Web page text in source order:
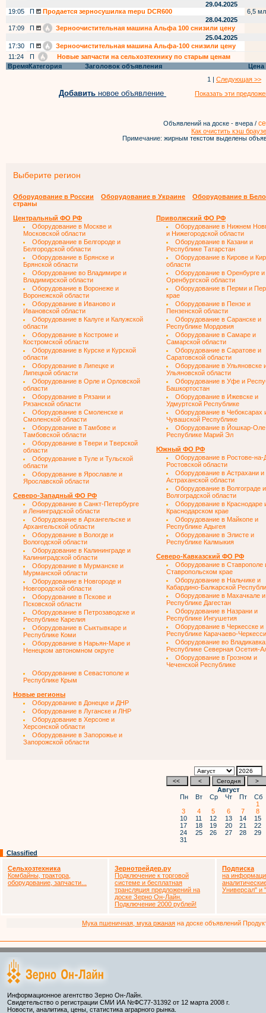
29.04.2025
19:05
П Продается зерносушилка mepu DCR600
6,5
28.04.2025
17:09
П
Зерноочистительная машина Альфа 100 снизили цену
25.04.2025
17:30
П
Зерноочистительная машина Альфа-100 снизили цену
11:24
П
Новые запчасти на сельхозтехнику по старым ценам
ВремяКатегория Заголовок объявления
Цена
1 | Следующая >>
Добавить новое объявление Показать эти
Объявлений на доске - вчера /
Как очистить кэш
Примечание: жирным текстом выделены
Выберите регион
Оборудование в России Оборудование в Украине
Оборудование в
страны
Центральный ФО РФ
Оборудование в Москве и
Московской области
Оборудование в Белгороде и
Белгородской области
Оборудование в Брянске и
Брянской области
Оборудование во Владимире и
Владимирской области
Оборудование в Воронеже и
Воронежской области
Оборудование в Иваново и
Ивановской области
Оборудование в Калуге и Калужской
области
Оборудование в Костроме и
Костромской области
Оборудование в Курске и Курской
области
Оборудование в Липецке и
Липецкой области
Оборудование в Орле и Орловской
области
Оборудование в Рязани и
Рязанской области
Оборудование в Смоленске и
Смоленской области
Оборудование в Тамбове и
Тамбовской области
Оборудование в Твери и Тверской
области
Оборудование в Туле и Тульской
области
Оборудование в Ярославле и
Ярославской области
Северо-Западный ФО РФ
Оборудование в Санкт-Петербурге
и Ленинградской области
Оборудование в Архангельске и
Архангельской области
Оборудование в Вологде и
Вологодской области
Оборудование в Калининграде и
Калиниградской области
Оборудование в Мурманске и
Мурманской области
Оборудование в Новгороде и
Новгородской области
Оборудование в Пскове и
Псковской области
Оборудование в Петрозаводске и
Республике Карелия
Оборудование в Сыктывкаре и
Республике Коми
Оборудование в Нарьян-Маре и
Ненецком автономном округе
Оборудование в Севастополе и
Республике Крым
Новые регионы
Оборудование в Донецке и ДНР
Оборудование в Луганске и ЛНР
Оборудование в Херсоне и
Херсонской области
Оборудование в Запорожье и
Запорожской области
Приволжский ФО РФ
Оборудование в Нижнем
и Нижегородской области
Оборудование в Казани и
Республике Татарстан
Оборудование в Кирове и
области
Оборудование в Оренбурге и
Оренбургской области
Оборудование в Перми и
крае
Оборудование в Пензе и
Пензенской области
Оборудование в Саранске и
Республике Мордовия
Оборудование в Самаре и
Самарской области
Оборудование в Саратове и
Саратовской области
Оборудование в Ульяновске
Ульяновской области
Оборудование в Уфе и
Башкортостан
Оборудование в Ижевске и
Удмуртской Республике
Оборудование в Чебоксарах
Чувашской Республике
Оборудование в Йошкар-
Республике Марий Эл
Южный ФО РФ
Оборудование в Ростове-на-
Ростовской области
Оборудование в Астрахани и
Астраханской области
Оборудование в Волгограде и
Волгоградской области
Оборудование в Краснодаре
Краснодарском крае
Оборудование в Майкопе и
Республике Адыгея
Оборудование в Элисте и
Республике Калмыкия
Северо-Кавказский ФО РФ
Оборудование в Ставрополе
Ставропольском крае
Оборудование в Нальчике и
Кабардино-Балкарской
Оборудование в Махачкале и
Республике Дагестан
Оборудование в Назрани и
Республике Ингушетия
Оборудование в Черкесске и
Республике Карачаево-
Оборудование во
Республике Северная Осетия-
Оборудование в Грозном и
Чеченской Республике
Август
Пн
Вт Ср Чт Пт Сб
1
3
4 5 6 7
8
10
11 12 13 14 15
17
18 19 20 21 22
24
25 26 27 28 29
31
Classified
Сельхозтехника
Комбайны, трактора,
оборудование, запчасти...
Зернотрейдер.ру
Подключение к торговой
системе и бесплатная
трансляция предложений на
доске Зерно Он-Лайн.
Подключение 2000 рублей!
Подписка
на
Универсал" и
Мука пшеничная, мука ржаная на доске объявлений
Информационное агентство Зерно Он-Лайн.
Свидетельство о регистрации СМИ ИА №ФС77-31392 от 12 марта 2008 г.
Новости, аналитика, цены, статистика аграрного рынка.